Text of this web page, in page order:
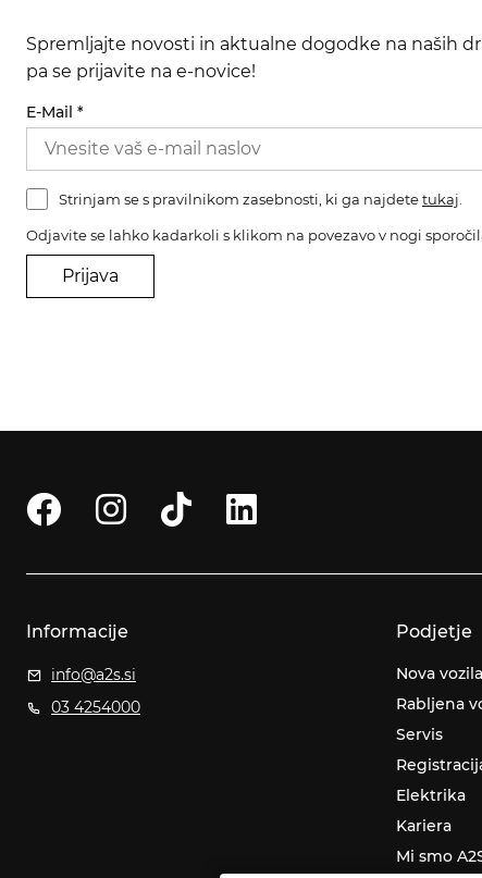
Spremljajte novosti in aktualne dogodke na naših
pa se prijavite na e-novice!
E-Mail *
Strinjam se s pravilnikom zasebnosti, ki ga najdetetukaj
Odjavite se lahko kadarkoli s klikom na povezavo v nogi
Informacije
info@a2s.si
03 4254000
Podjetje
Nova vozila
Rabljena
Servis
Elektrika
Kariera
Mi smo